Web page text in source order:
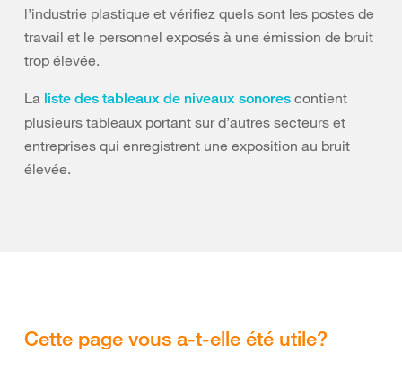
l’industrie plastique et vérifiez quels sont les postes de
travail et le personnel exposés à une émission de bruit
trop élevée.
La liste des tableaux de niveaux sonores contient
plusieurs tableaux portant sur d’autres secteurs et
entreprises qui enregistrent une exposition au bruit
élevée.
Cette page vous a-t-elle été utile?